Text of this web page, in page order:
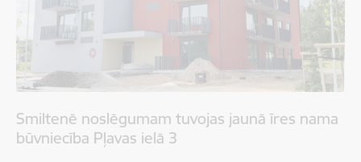
Smiltenē noslēgumam tuvojas jaunā īres nama
būvniecība Pļavas ielā 3